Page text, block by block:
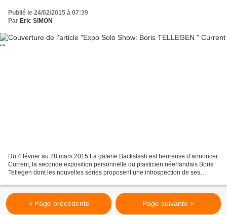
Publié le 24/02/2015 à 07:39
Par Eric SIMON
Du 4 février au 28 mars 2015 La galerie Backslash est heureuse d’annoncer
Current, la seconde exposition personnelle du plasticien néerlandais Boris
Tellegen dont les nouvelles séries proposent une introspection de ses
< Page précédente Page suivante >